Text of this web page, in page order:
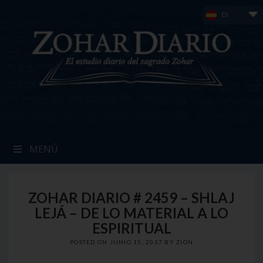
ES
MENÚ
ZOHAR DIARIO # 2459 – SHLAJ
LEJÁ – DE LO MATERIAL A LO
ESPIRITUAL
POSTED ON JUNIO 15, 2017 BY ZION